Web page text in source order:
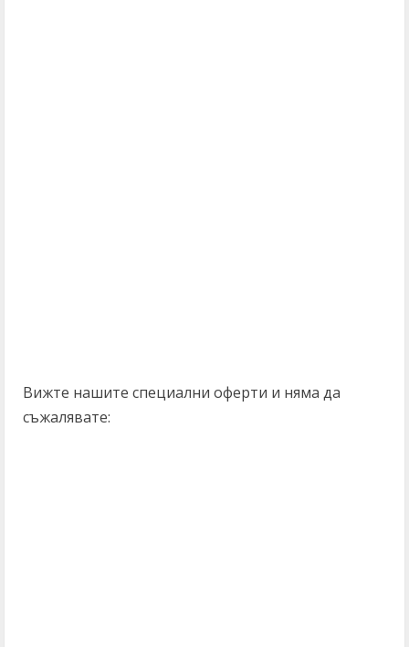
Вижте нашите специални оферти и няма да
съжалявате: